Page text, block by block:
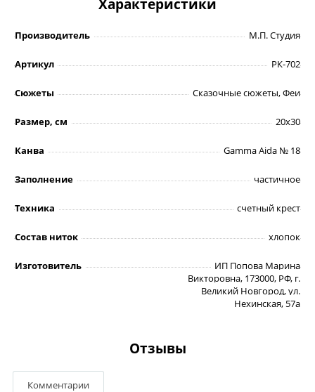
Характеристики
Производитель М.П. Студия
Артикул РК-702
Сюжеты Сказочные сюжеты, Феи
Размер, см 20х30
Канва Gamma Aida № 18
Заполнение частичное
Техника счетный крест
Состав ниток хлопок
Изготовитель
ИП Попова Марина
Викторовна, 173000, РФ, г.
Великий Новгород, ул.
Нехинская, 57а
Отзывы
Комментарии